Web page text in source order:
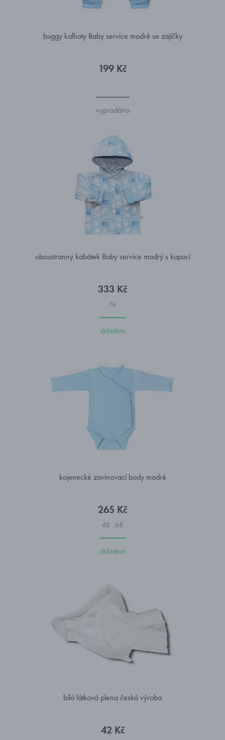
buggy kalhoty Baby service modré se zajíčky
199 Kč
vyprodáno
oboustranný kabátek Baby service modrý s kapucí
333 Kč
74
skladem
kojenecké zavinovací body modré
265 Kč
62 68
skladem
bílá látková plena česká výroba
42 Kč